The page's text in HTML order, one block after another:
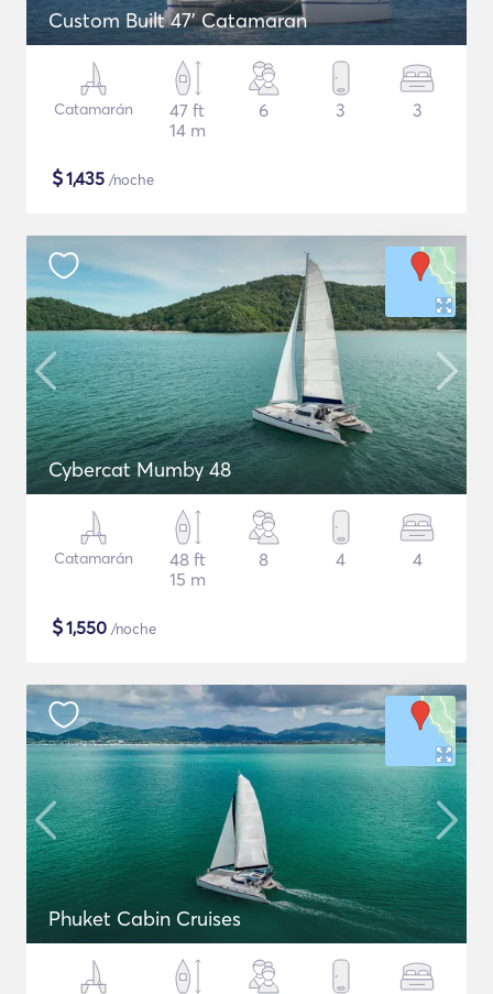
Custom Built 47' Catamaran
Catamarán
47 ft
14 m
6 3 3
$1,435 /noche
Cybercat Mumby 48
Catamarán
48 ft
15 m
8 4 4
$1,550 /noche
Phuket Cabin Cruises